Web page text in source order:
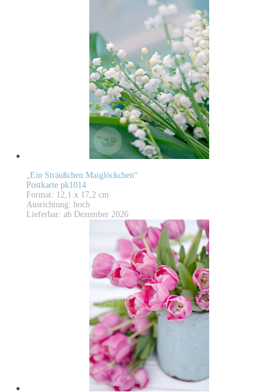
„Ein Sträußchen Maiglöckchen“
Postkarte pk1014
Format: 12,1 x 17,2 cm
Ausrichtung: hoch
Lieferbar: ab Dezember 2026